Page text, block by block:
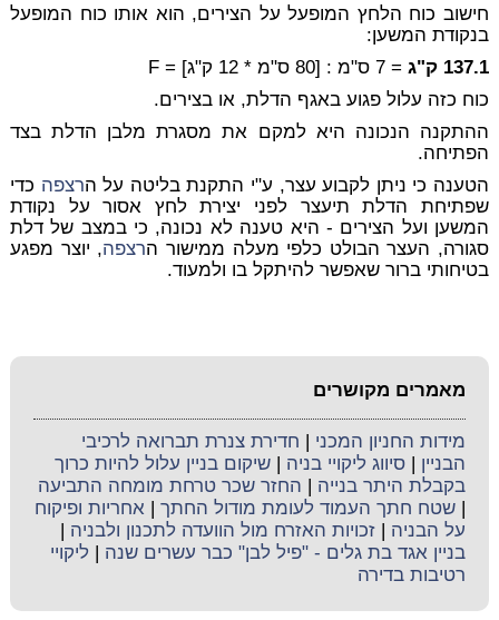
חישוב כוח הלחץ המופעל על הצירים, הוא אותו כוח המופעל
בנקודת המשען:
137.1 ק"ג
= 7 ס"מ : [80 ס"מ * 12 ק"ג] = F
כוח כזה עלול פגוע באגף הדלת, או בצירים.
ההתקנה הנכונה היא למקם את מסגרת מלבן הדלת בצד
הפתיחה.
הטענה כי ניתן לקבוע עצר, ע"י התקנת בליטה על הרצפה כדי
שפתיחת הדלת תיעצר לפני יצירת לחץ אסור על נקודת
המשען ועל הצירים - היא טענה לא נכונה, כי במצב של דלת
סגורה, העצר הבולט כלפי מעלה ממישור הרצפה, יוצר מפגע
בטיחותי ברור שאפשר להיתקל בו ולמעוד.
מאמרים מקושרים
מידות החניון המכני
חדירת צנרת תברואה לרכיבי
הבניין |סיווג ליקויי בניה |שיקום בניין עלול להיות כרוך
בקבלת היתר בנייה
החזר שכר טרחת מומחה התביעה
|שטח חתך העמוד לעומת מודול החתך |אחריות ופיקוח
על הבניה |זכויות האזרח מול הוועדה לתכנון ולבניה
בניין אגד בת גלים - "פיל לבן" כבר עשרים שנה
ליקויי
רטיבות בדירה